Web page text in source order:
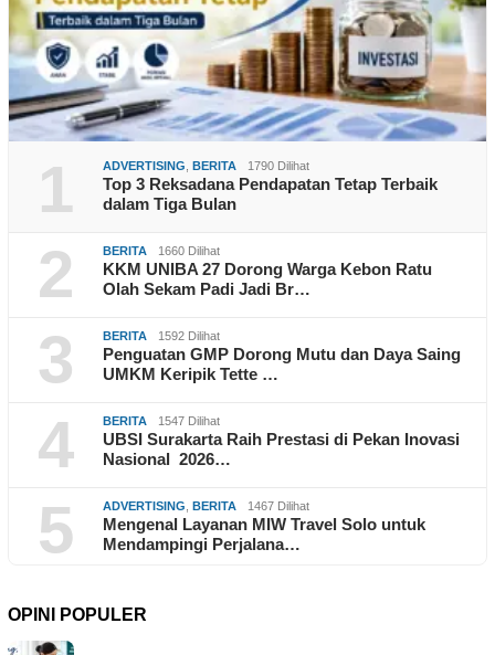
1 ADVERTISING BERITA 1790 Dilihat
Top 3 Reksadana Pendapatan Tetap Terbaik
dalam Tiga Bulan
2 BERITA 1660 Dilihat
KKM UNIBA 27 Dorong Warga Kebon Ratu
Olah Sekam Padi Jadi Br…
3 BERITA 1592 Dilihat
Penguatan GMP Dorong Mutu dan Daya Saing
UMKM Keripik Tette …
4 BERITA 1547 Dilihat
UBSI Surakarta Raih Prestasi di Pekan Inovasi
Nasional 2026…
5 ADVERTISING BERITA 1467 Dilihat
Mengenal Layanan MIW Travel Solo untuk
Mendampingi Perjalana…
OPINI POPULER